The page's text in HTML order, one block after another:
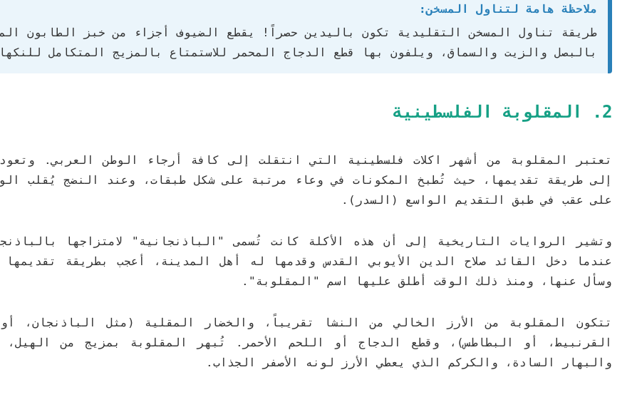
ملاحظة هامة لتناول المسخن:
طريقة تناول المسخن التقليدية تكون باليدين حصراً! يقطع الضيوف أجزاء من خبز الطابون
بالبصل والزيت والسماق، ويلفون بها قطع الدجاج المحمر للاستمتاع بالمزيج المتكامل
2. المقلوبة الفلسطينية
تعتبر المقلوبة من أشهر اكلات فلسطينية التي انتقلت إلى كافة أرجاء الوطن العربي.
إلى طريقة تقديمها، حيث تُطبخ المكونات في وعاء مرتبة على شكل طبقات، وعند النضج يُقلب
على عقب في طبق التقديم الواسع (السدر).
وتشير الروايات التاريخية إلى أن هذه الأكلة كانت تُسمى "الباذنجانية" لامتزاجها
عندما دخل القائد صلاح الدين الأيوبي القدس وقدمها له أهل المدينة، أعجب بطريقة تقديمها
وسأل عنها، ومنذ ذلك الوقت أطلق عليها اسم "المقلوبة".
تتكون المقلوبة من الأرز الخالي من النشا تقريباً، والخضار المقلية (مثل الباذنجان،
القرنبيط، أو البطاطس)، وقطع الدجاج أو اللحم الأحمر. تُبهر المقلوبة بمزيج من الهيل،
والبهار السادة، والكركم الذي يعطي الأرز لونه الأصفر الجذاب.